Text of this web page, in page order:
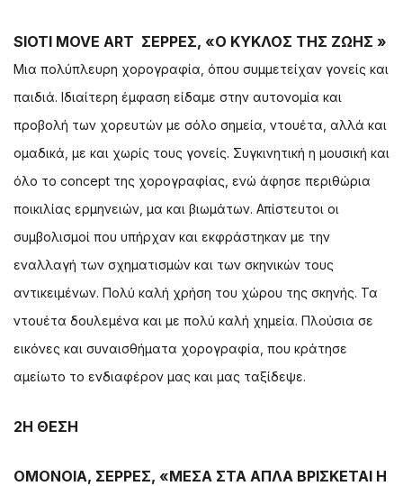
SIOTI MOVE ART ΣΕΡΡΕΣ, «Ο ΚΥΚΛΟΣ ΤΗΣ ΖΩΗΣ »
Μια πολύπλευρη χορογραφία, όπου συμμετείχαν γονείς και
παιδιά. Ιδιαίτερη έμφαση είδαμε στην αυτονομία και
προβολή των χορευτών με σόλο σημεία, ντουέτα, αλλά και
ομαδικά, με και χωρίς τους γονείς. Συγκινητική η μουσική και
όλο το concept της χορογραφίας, ενώ άφησε περιθώρια
ποικιλίας ερμηνειών, μα και βιωμάτων. Απίστευτοι οι
συμβολισμοί που υπήρχαν και εκφράστηκαν με την
εναλλαγή των σχηματισμών και των σκηνικών τους
αντικειμένων. Πολύ καλή χρήση του χώρου της σκηνής. Τα
ντουέτα δουλεμένα και με πολύ καλή χημεία. Πλούσια σε
εικόνες και συναισθήματα χορογραφία, που κράτησε
αμείωτο το ενδιαφέρον μας και μας ταξίδεψε.
2Η ΘΕΣΗ
ΟΜΟΝΟΙΑ, ΣΕΡΡΕΣ, «ΜΕΣΑ ΣΤΑ ΑΠΛΑ ΒΡΙΣΚΕΤΑΙ Η